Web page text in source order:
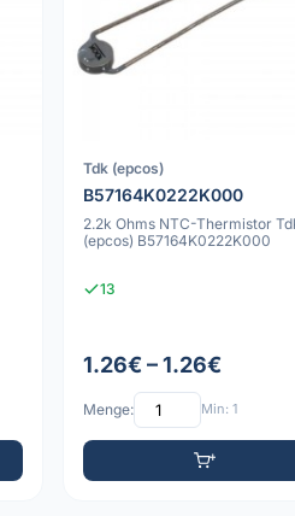
Tdk (epcos)
B57164K0222K000
2.2k Ohms NTC-Thermistor
(epcos) B57164K0222K000
13
1.26€ – 1.26€
Menge: Min: 1